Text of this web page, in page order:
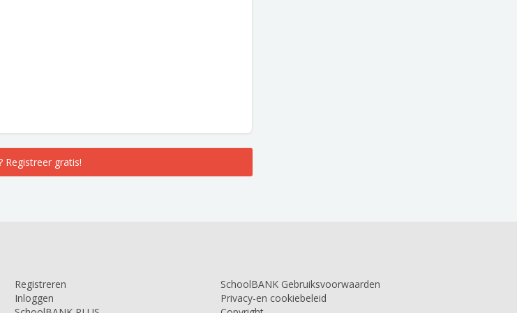
Registreer gratis!
Registreren
Inloggen
SchoolBANK Gebruiksvoorwaarden
Privacy-en cookiebeleid